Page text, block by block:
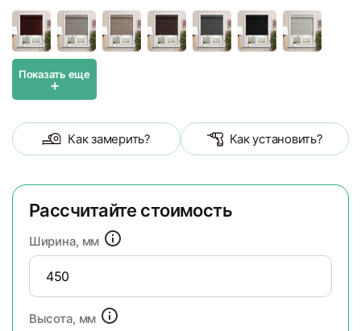
Показать еще
+
Как замерить? Как установить?
Рассчитайте стоимость
Ширина, мм
Высота, мм